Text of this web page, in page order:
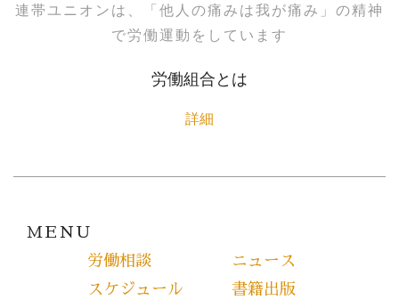
連帯ユニオンは、「他人の痛みは我が痛み」の精神
で労働運動をしています
労働組合とは
詳細
ＭＥＮＵ
労働相談
ニュース
スケジュール
書籍出版